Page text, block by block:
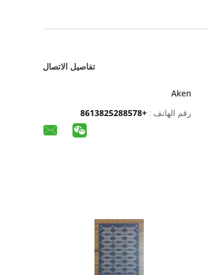
تفاصيل الاتصال
Aken
رقم الهاتف : +8613825288578